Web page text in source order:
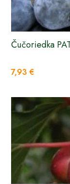
Čučoriedka
7,93 €